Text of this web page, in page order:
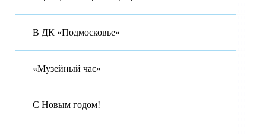
В ДК «Подмосковье»
«Музейный час»
С Новым годом!